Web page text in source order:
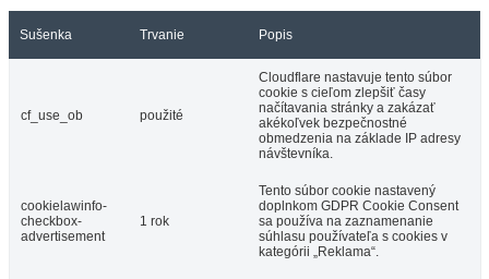
Sušenka Trvanie Popis
cf_use_ob použité
Cloudflare nastavuje tento súbor
cookie s cieľom zlepšiť časy
načítavania stránky a zakázať
akékoľvek bezpečnostné
obmedzenia na základe IP adresy
návštevníka.
cookielawinfo-
checkbox-
advertisement
1 rok
Tento súbor cookie nastavený
doplnkom GDPR Cookie Consent
sa používa na zaznamenanie
súhlasu používateľa s cookies v
kategórii „Reklama“.